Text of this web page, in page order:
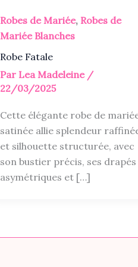
Robes de Mariée, Robes de
Mariée Blanches
Robe Fatale
Par Lea Madeleine /
22/03/2025
Cette élégante robe de
satinée allie splendeur
et silhouette structurée, avec
son bustier précis, ses drapés
asymétriques et […]